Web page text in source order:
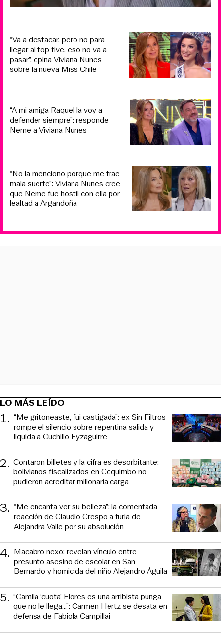
“Va a destacar, pero no para
llegar al top five, eso no va a
pasar”, opina Viviana Nunes
sobre la nueva Miss Chile
“A mi amiga Raquel la voy a
defender siempre”: responde
Neme a Viviana Nunes
“No la menciono porque me trae
mala suerte”: Viviana Nunes cree
que Neme fue hostil con ella por
lealtad a Argandoña
LO MÁS LEÍDO
1. “Me gritoneaste, fui castigada”: ex Sin Filtros
rompe el silencio sobre repentina salida y
liquida a Cuchillo Eyzaguirre
2. Contaron billetes y la cifra es desorbitante:
bolivianos fiscalizados en Coquimbo no
pudieron acreditar millonaria carga
3. “Me encanta ver su belleza”: la comentada
reacción de Claudio Crespo a furia de
Alejandra Valle por su absolución
4. Macabro nexo: revelan vínculo entre
presunto asesino de escolar en San
Bernardo y homicida del niño Alejandro Águila
5. “Camila ‘cuota’ Flores es una arribista punga
que no le llega...”: Carmen Hertz se desata en
defensa de Fabiola Campillai